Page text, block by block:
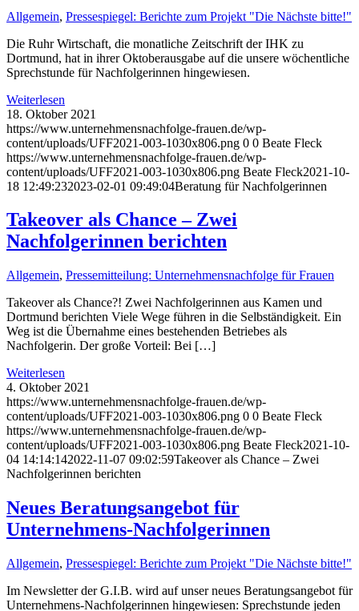
Allgemein, Pressespiegel: Berichte zum Projekt "Die Nächste bitte!"
Die Ruhr Wirtschaft, die monatliche Zeitschrift der IHK zu
Dortmund, hat in ihrer Oktoberausgabe auf die unsere wöchentliche
Sprechstunde für Nachfolgerinnen hingewiesen.
Weiterlesen
18. Oktober 2021
https://www.unternehmensnachfolge-frauen.de/wp-
content/uploads/UFF2021-003-1030x806.png 0 0 Beate Fleck
https://www.unternehmensnachfolge-frauen.de/wp-
content/uploads/UFF2021-003-1030x806.png Beate Fleck2021-10-
18 12:49:232023-02-01 09:49:04Beratung für Nachfolgerinnen
Takeover als Chance – Zwei
Nachfolgerinnen berichten
Allgemein, Pressemitteilung: Unternehmensnachfolge für Frauen
Takeover als Chance?! Zwei Nachfolgerinnen aus Kamen und
Dortmund berichten Viele Wege führen in die Selbständigkeit. Ein
Weg ist die Übernahme eines bestehenden Betriebes als
Nachfolgerin. Der große Vorteil: Bei […]
Weiterlesen
4. Oktober 2021
https://www.unternehmensnachfolge-frauen.de/wp-
content/uploads/UFF2021-003-1030x806.png 0 0 Beate Fleck
https://www.unternehmensnachfolge-frauen.de/wp-
content/uploads/UFF2021-003-1030x806.png Beate Fleck2021-10-
04 14:14:142022-11-07 09:02:59Takeover als Chance – Zwei
Nachfolgerinnen berichten
Neues Beratungsangebot für
Unternehmens-Nachfolgerinnen
Allgemein, Pressespiegel: Berichte zum Projekt "Die Nächste bitte!"
Im Newsletter der G.I.B. wird auf unser neues Beratungsangebot für
Unternehmens-Nachfolgerinnen hingewiesen: Sprechstunde jeden